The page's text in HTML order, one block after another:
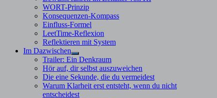
anzeigen
WORT-Prinzip
Konsequenzen-Kompass
Einfluss-Formel
LeetTime-Reflexion
Reflektieren mit System
Im Dazwischen
Untermenü
anzeigen
Trailer: Ein Denkraum
Hör auf, dir selbst auszuweichen
Die eine Sekunde, die du vermeidest
Warum Klarheit erst entsteht, wenn du nicht
entscheidest